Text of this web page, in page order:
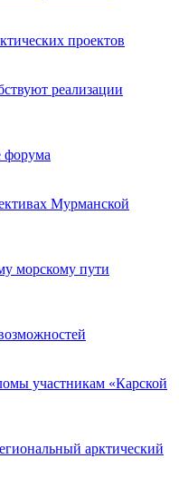
проектов
реализации
форума
Мурманской
морскому пути
участникам «Карской
арктический